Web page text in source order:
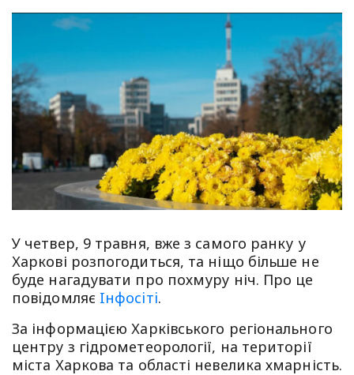
У четвер, 9 травня, вже з самого ранку у
Харкові розпогодиться, та ніщо більше не
буде нагадувати про похмуру ніч. Про це
повiдомляє Iнфосiтi.
За інформацією Харківського регіонального
центру з гідрометеорології, на території
міста Харкова та області невелика хмарність.